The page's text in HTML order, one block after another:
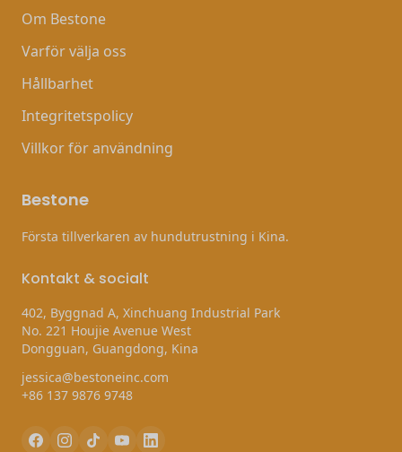
Om Bestone
Varför välja oss
Hållbarhet
Integritetspolicy
Villkor för användning
Bestone
Första tillverkaren av hundutrustning i Kina.
Kontakt & socialt
402, Byggnad A, Xinchuang Industrial Park
No. 221 Houjie Avenue West
Dongguan, Guangdong, Kina
jessica@bestoneinc.com
+86 137 9876 9748